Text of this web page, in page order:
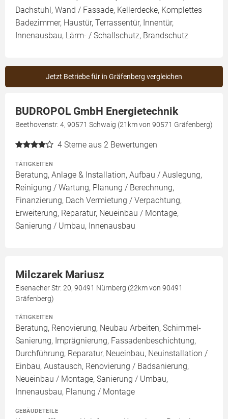
Dachstuhl, Wand / Fassade, Kellerdecke, Komplettes
Badezimmer, Haustür, Terrassentür, Innentür,
Innenausbau, Lärm- / Schallschutz, Brandschutz
Jetzt Betriebe für in Gräfenberg vergleichen
BUDROPOL GmbH Energietechnik
Beethovenstr. 4, 90571 Schwaig (21km von 90571 Gräfenberg)
4 Sterne aus 2 Bewertungen
TÄTIGKEITEN
Beratung, Anlage & Installation, Aufbau / Auslegung,
Reinigung / Wartung, Planung / Berechnung,
Finanzierung, Dach Vermietung / Verpachtung,
Erweiterung, Reparatur, Neueinbau / Montage,
Sanierung / Umbau, Innenausbau
Milczarek Mariusz
Eisenacher Str. 20, 90491 Nürnberg (22km von 90491
Gräfenberg)
TÄTIGKEITEN
Beratung, Renovierung, Neubau Arbeiten, Schimmel-
Sanierung, Imprägnierung, Fassadenbeschichtung,
Durchführung, Reparatur, Neueinbau, Neuinstallation /
Einbau, Austausch, Renovierung / Badsanierung,
Neueinbau / Montage, Sanierung / Umbau,
Innenausbau, Planung / Montage
GEBÄUDETEILE